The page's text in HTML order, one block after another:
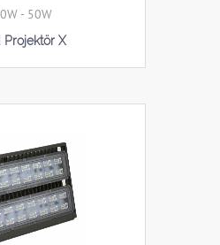
- 50W
Projektör X